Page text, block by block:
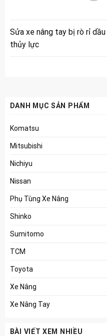
DANH MỤC SẢN PHẨM
Komatsu
Mitsubishi
Nichiyu
Nissan
Phụ Tùng Xe Nâng
Shinko
Sumitomo
TCM
Toyota
Xe Nâng
Xe Nâng Tay
BÀI VIẾT XEM NHIỀU
Sửa xe nâng tay bị rò rỉ dầu
thủy lực